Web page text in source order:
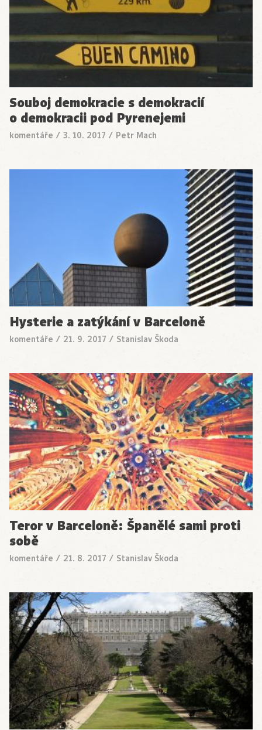
Souboj demokracie s demokracií
o demokracii pod Pyrenejemi
komentáře / 3. 10. 2017 / Petr Mach
Hysterie a zatýkání v Barceloně
komentáře / 21. 9. 2017 / Stanislav Škoda
Teror v Barceloně: Španělé sami proti
sobě
komentáře / 21. 8. 2017 / Stanislav Škoda